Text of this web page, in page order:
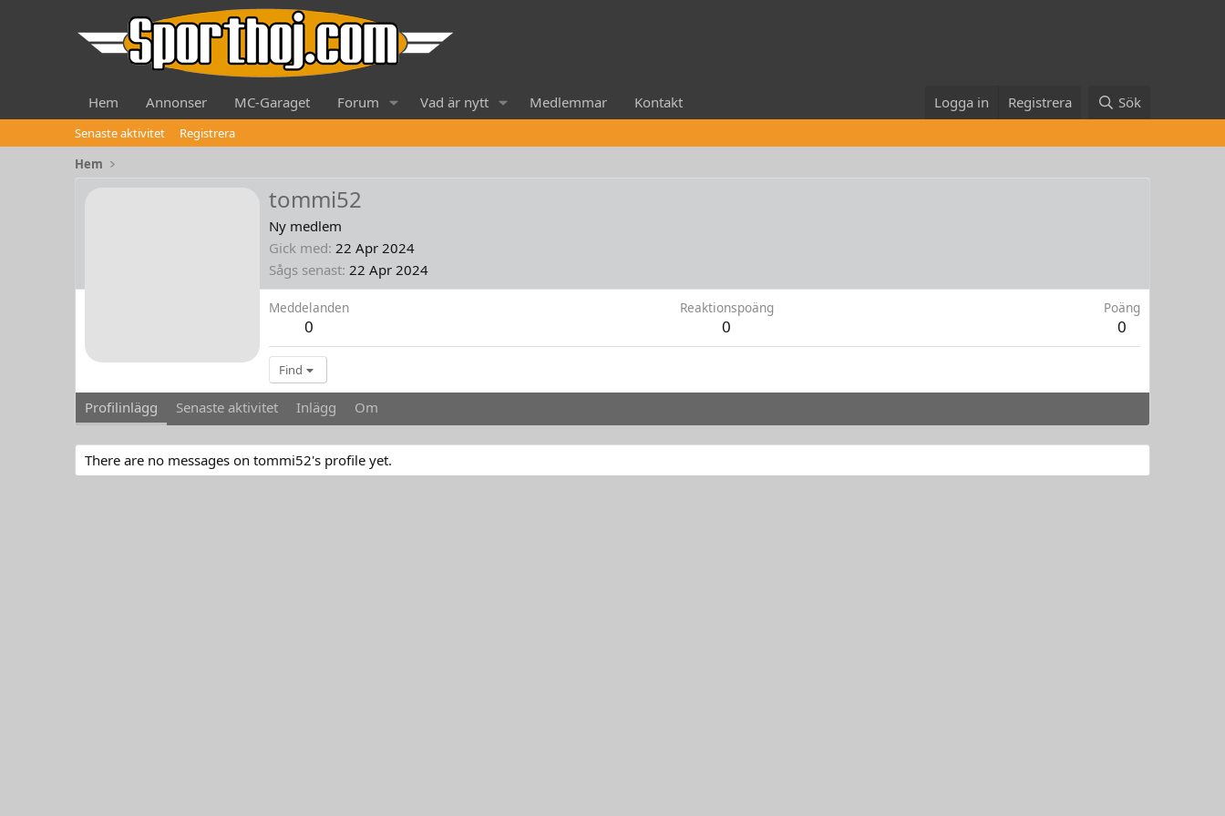
Hem Annonser MC-Garaget Forum Vad är nytt Medlemmar Kontakt Logga in Registrera Sök
Senaste aktivitet
Registrera
Hem
tommi52
Ny medlem
Gick med 22 Apr 2024
Sågs senast 22 Apr 2024
Meddelanden
0
Reaktionspoäng
0
Poäng
0
Find
Profilinlägg Senaste aktivitet Inlägg Om
There are no messages on tommi52's profile yet.